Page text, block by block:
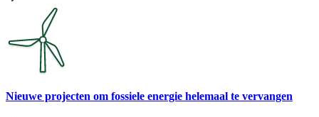
Nieuwe projecten om fossiele energie helemaal te vervangen